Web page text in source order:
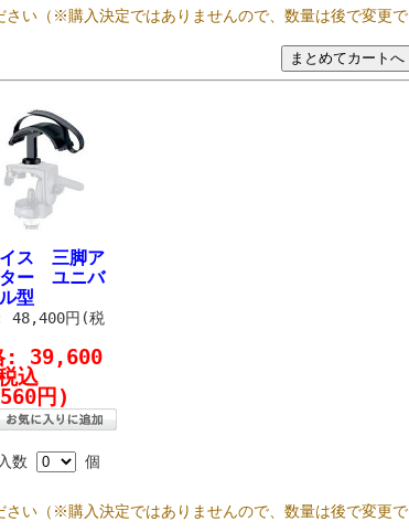
い（※購入決定ではありませんので、数量は後で変更で
ス 三脚ア
ー ユニバ
型
48,400円(税
: 39,600
込
円)
数
個
い（※購入決定ではありませんので、数量は後で変更で